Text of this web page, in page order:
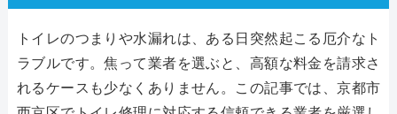
トイレのつまりや水漏れは、ある日突然起こる厄介なト
ラブルです。焦って業者を選ぶと、高額な料金を請求さ
れるケースも少なくありません。この記事では、京都市